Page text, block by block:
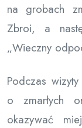
na grobach
Zbroi, a
„Wieczny
Podczas
o zmarłych
okazywać